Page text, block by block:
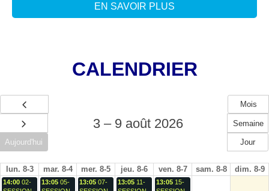
EN SAVOIR PLUS
CALENDRIER